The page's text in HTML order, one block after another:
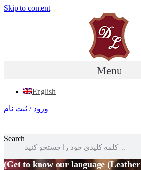
Skip to content
Menu
English
ورود / ثبت نام
Search
(Get to know our language